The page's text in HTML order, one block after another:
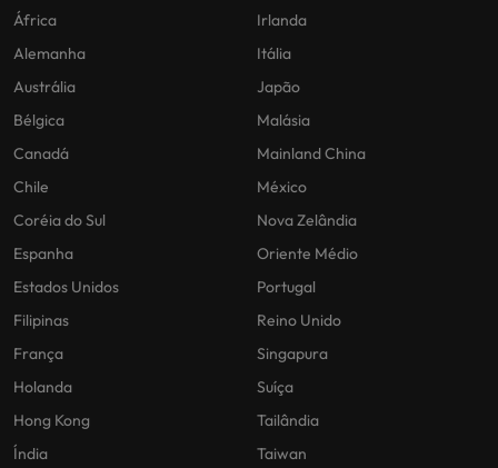
África
Alemanha
Austrália
Bélgica
Canadá
Chile
Coréia do Sul
Espanha
Estados Unidos
Filipinas
França
Holanda
Hong Kong
Índia
Irlanda
Itália
Japão
Malásia
Mainland China
México
Nova Zelândia
Oriente Médio
Portugal
Reino Unido
Singapura
Suíça
Tailândia
Taiwan